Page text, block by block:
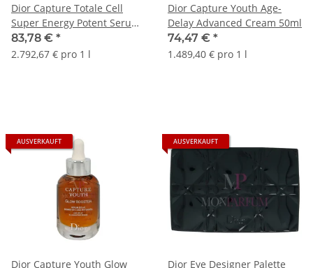
Dior Capture Totale Cell
Super Energy Potent Serum
30ml
83,78 € *
2.792,67 € pro 1 l
Dior Capture Youth Age-
Delay Advanced Cream 50ml
74,47 € *
1.489,40 € pro 1 l
AUSVERKAUFT
Dior Capture Youth Glow
AUSVERKAUFT
Dior Eye Designer Palette